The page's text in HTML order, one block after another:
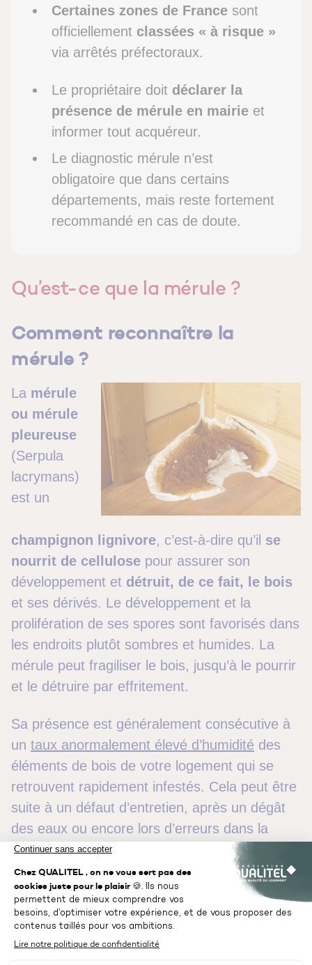
Certaines zones de France sont
officiellement classées « à risque »
via arrêtés préfectoraux.
Le propriétaire doit déclarer la
présence de mérule en mairie et
informer tout acquéreur.
Le diagnostic mérule n’est
obligatoire que dans certains
départements, mais reste fortement
recommandé en cas de doute.
Qu’est-ce que la mérule ?
Comment reconnaître la
mérule ?
La mérule
ou mérule
pleureuse
(Serpula
lacrymans)
est un
champignon lignivore, c’est-à-dire qu’il se
nourrit de cellulose pour assurer son
développement et détruit, de ce fait, le bois
et ses dérivés. Le développement et la
prolifération de ses spores sont favorisés dans
les endroits plutôt sombres et humides. La
mérule peut fragiliser le bois, jusqu’à le pourrir
et le détruire par effritement.
Sa présence est généralement consécutive à
un taux anormalement élevé d’humidité des
éléments de bois de votre logement qui se
retrouvent rapidement infestés. Cela peut être
suite à un défaut d’entretien, après un dégât
des eaux ou encore lors d’erreurs dans la
conception ou la
rénovation de l’habitat
Ce champignon a un aspect différent selon si
l’environnement est sombre ou lumineux.
Dans un espace sombre, il a un aspect
blanc-gris et cotonneux. Dans un espace